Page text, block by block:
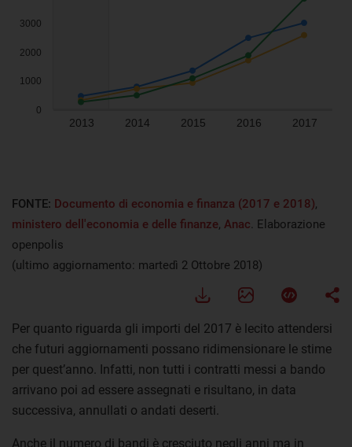
FONTE: Documento di economia e finanza (2017 e 2018),
ministero dell'economia e delle finanze, Anac. Elaborazione
openpolis
(ultimo aggiornamento: martedì 2 Ottobre 2018)
Per quanto riguarda gli importi del 2017 è lecito attendersi
che futuri aggiornamenti possano ridimensionare le stime
per quest’anno. Infatti, non tutti i contratti messi a bando
arrivano poi ad essere assegnati e risultano, in data
successiva, annullati o andati deserti.
Anche il numero di bandi è cresciuto negli anni ma in